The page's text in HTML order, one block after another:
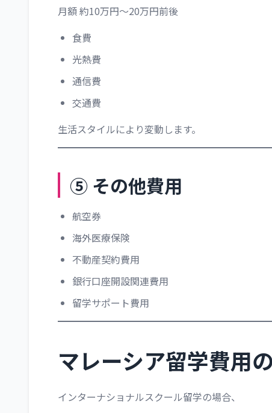
月額 約10万円～20万円前後
食費
光熱費
通信費
交通費
生活スタイルにより変動します。
⑤ その他費用
航空券
海外医療保険
不動産契約費用
銀行口座開設関連費用
留学サポート費用
マレーシア留学費用
インターナショナルスクール留学の場合、